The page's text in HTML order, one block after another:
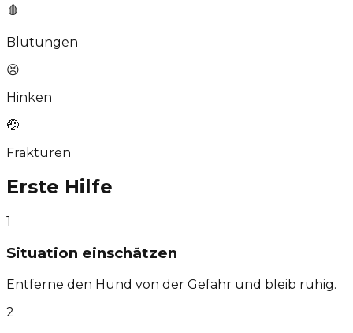
🩸
Blutungen
😣
Hinken
🤕
Frakturen
Erste Hilfe
1
Situation einschätzen
Entferne den Hund von der Gefahr und bleib ruhig.
2